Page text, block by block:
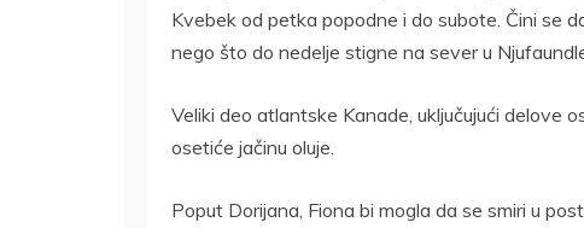
Kvebek od petka popodne i do subote. Čini se
nego što do nedelje stigne na sever u
Veliki deo atlantske Kanade, uključujući delove
osetiće jačinu oluje.
Poput Dorijana, Fiona bi mogla da se smiri u